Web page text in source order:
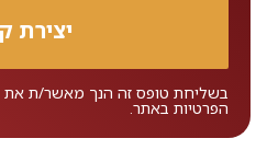
בשליחת טופס זה הנך מאשר/ת את
הפרטיות באתר.